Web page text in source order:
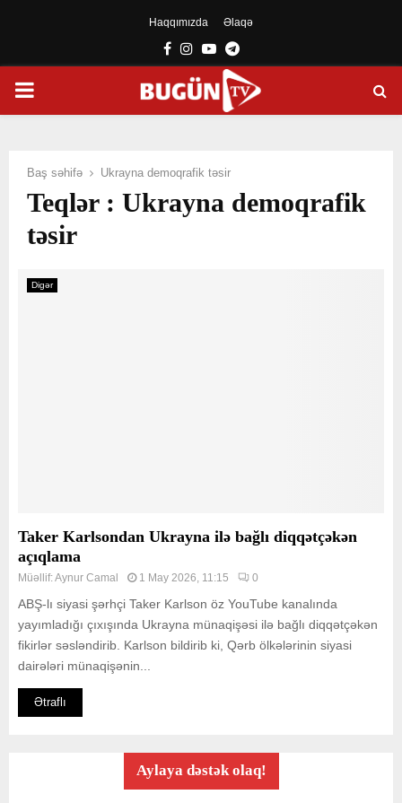
Haqqımızda Əlaqə
Facebook
Instagram
YoutubeTelegram
PRIMARY
Baş səhifə Ukrayna demoqrafik təsir
Teqlər : Ukrayna demoqrafik
təsir
Digər
Taker Karlsondan Ukrayna ilə bağlı diqqətçəkən
açıqlama
Müəllif:Aynur Camal 1 May 2026, 11:15 0
ABŞ-lı siyasi şərhçi Taker Karlson öz YouTube kanalında
yayımladığı çıxışında Ukrayna münaqişəsi ilə bağlı diqqətçəkən
fikirlər səsləndirib. Karlson bildirib ki, Qərb ölkələrinin siyasi
dairələri münaqişənin...
Ətraflı
Aylaya dəstək olaq!